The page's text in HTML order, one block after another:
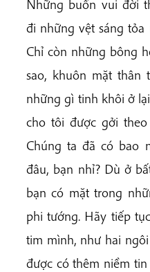
Những buồn vui đời
đi những vệt sáng
Chỉ còn những bông
sao, khuôn mặt
những gì tinh khôi ở
cho tôi được gởi
Chúng ta đã có bao
đâu, bạn nhỉ? Dù ở
bạn có mặt trong
phi tướng. Hãy tiếp
tim mình, như hai
được có thêm niềm